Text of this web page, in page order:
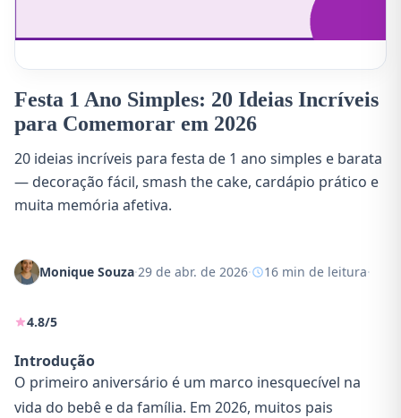
Festa 1 Ano Simples: 20 Ideias Incríveis
para Comemorar em 2026
20 ideias incríveis para festa de 1 ano simples e barata
— decoração fácil, smash the cake, cardápio prático e
muita memória afetiva.
Monique Souza·29 de abr. de 2026· 16 min de leitura·
4.8/5
Introdução
O primeiro aniversário é um marco inesquecível na
vida do bebê e da família. Em 2026, muitos pais